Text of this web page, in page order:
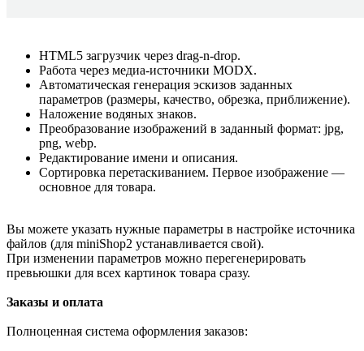
HTML5 загрузчик через drag-n-drop.
Работа через медиа-источники MODX.
Автоматическая генерация эскизов заданных
параметров (размеры, качество, обрезка, приближение).
Наложение водяных знаков.
Преобразование изображений в заданный формат: jpg,
png, webp.
Редактирование имени и описания.
Сортировка перетаскиванием. Первое изображение —
основное для товара.
Вы можете указать нужные параметры в настройке источника
файлов (для miniShop2 устанавливается свой).
При изменении параметров можно перегенерировать
превьюшки для всех картинок товара сразу.
Заказы и оплата
Полноценная система оформления заказов: